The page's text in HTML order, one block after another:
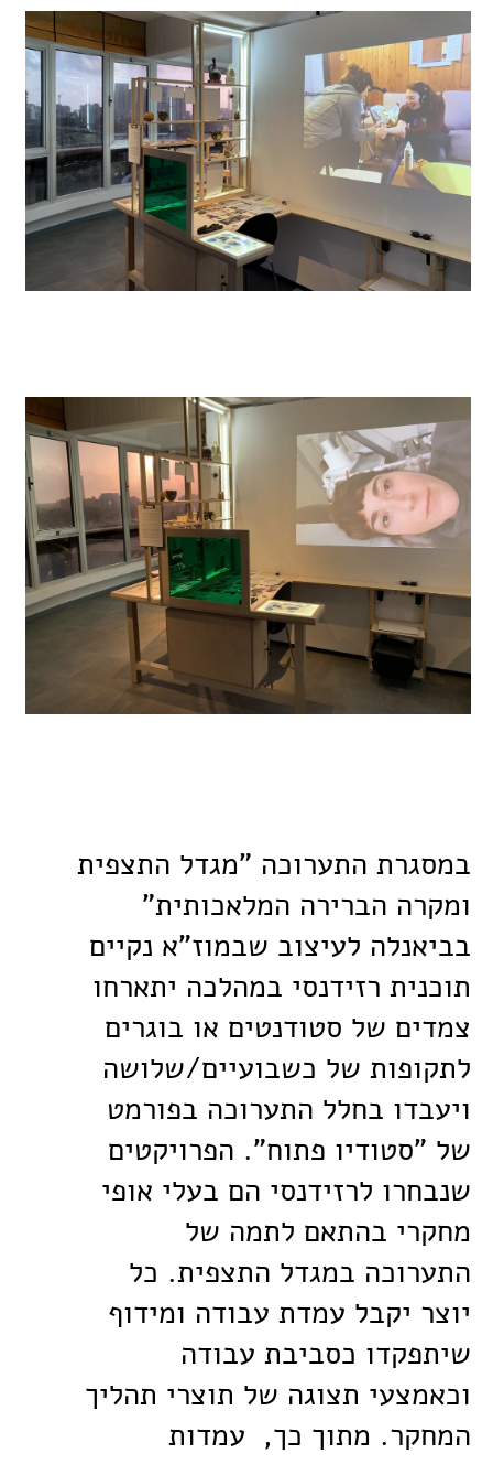
במסגרת התערוכה "מגדל התצפית
ומקרה הברירה המלאכותית"
בביאנלה לעיצוב שבמוז"א נקיים
תוכנית רזידנסי במהלכה יתארחו
צמדים של סטודנטים או בוגרים
לתקופות של כשבועיים/שלושה
ויעבדו בחלל התערוכה בפורמט
של "סטודיו פתוח". הפרויקטים
שנבחרו לרזידנסי הם בעלי אופי
מחקרי בהתאם לתמה של
התערוכה במגדל התצפית. כל
יוצר יקבל עמדת עבודה ומידוף
שיתפקדו כסביבת עבודה
וכאמצעי תצוגה של תוצרי תהליך
המחקר. מתוך כך, עמדות